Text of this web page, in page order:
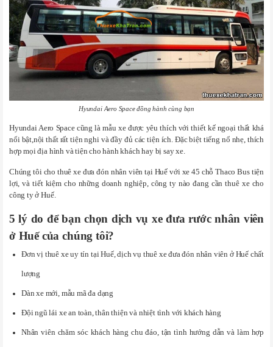
Hyundai Aero Space đồng hành cùng bạn
Hyundai Aero Space cũng là mẫu xe được yêu thích với thiết kế ngoại thất khá
nổi bật,nội thất rất tiện nghi và đầy đủ các tiện ích. Đặc biệt tiếng nổ nhẹ, thích
hợp mọi địa hình và tiện cho hành khách hay bị say xe.
Chúng tôi cho thuê xe đưa đón nhân viên tại Huế với xe 45 chỗ Thaco Bus tiện
lợi, và tiết kiệm cho những doanh nghiệp, công ty nào đang cần thuê xe cho
công ty ở Huế.
5 lý do để bạn chọn dịch vụ xe đưa rước nhân viên
ở Huế của chúng tôi?
Đơn vị thuê xe uy tín tại Huế, dịch vụ thuê xe đưa đón nhân viên ở Huế chất
lượng
Dàn xe mới, mẫu mã đa dạng
Đội ngũ lái xe an toàn, thân thiện và nhiệt tình với khách hàng
Nhân viên chăm sóc khách hàng chu đáo, tận tình hướng dẫn và làm hợp